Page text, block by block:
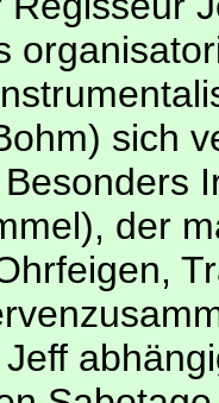
sich
der